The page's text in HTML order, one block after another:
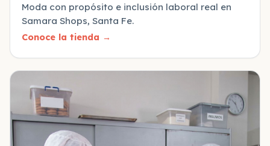
Moda con propósito e inclusión laboral real en
Samara Shops, Santa Fe.
Conoce la tienda →